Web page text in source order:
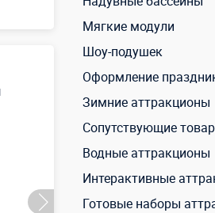
Мягкие модули
Шоу-подушек
Оформление
Зимние аттракционы
Сопутствующие
Водные аттракционы
Интерактивные
Готовые наборы